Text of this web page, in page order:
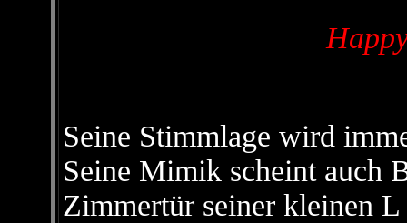
Seine Stimmlage wird
Seine Mimik scheint auch
Zimmertür seiner kleinen